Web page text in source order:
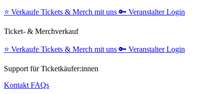
⭐️ Verkaufe Tickets & Merch mit uns 🔑 Veranstalter Login
Ticket- & Merchverkauf
⭐️ Verkaufe Tickets & Merch mit uns 🔑 Veranstalter Login
Support für Ticketkäufer:innen
Kontakt FAQs